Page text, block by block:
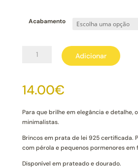
Acabamento
Quantidade
-
em
Filigrana
Adicionar
14.00€
Para que brilhe em elegância e detalhe,
minimalistas.
Brincos em prata de lei 925 certificada.
com pérola e pequenos pormenores em
Disponível em prateado e dourado.